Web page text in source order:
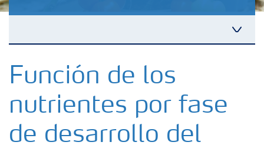
Fertilizantes
Portafolio de Agricultura Digital
Almacenaje y manejo de fertilizantes
Función de los
nutrientes por fase
de desarrollo del